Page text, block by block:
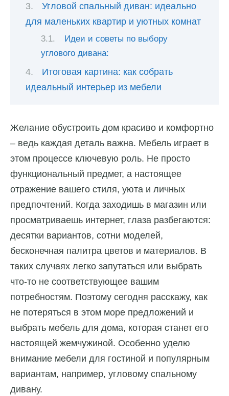
Угловой спальный диван: идеально
для маленьких квартир и уютных комнат
Идеи и советы по выбору
углового дивана:
Итоговая картина: как собрать
идеальный интерьер из мебели
Желание обустроить дом красиво и комфортно
– ведь каждая деталь важна. Мебель играет в
этом процессе ключевую роль. Не просто
функциональный предмет, а настоящее
отражение вашего стиля, уюта и личных
предпочтений. Когда заходишь в магазин или
просматриваешь интернет, глаза разбегаются:
десятки вариантов, сотни моделей,
бесконечная палитра цветов и материалов. В
таких случаях легко запутаться или выбрать
что-то не соответствующее вашим
потребностям. Поэтому сегодня расскажу, как
не потеряться в этом море предложений и
выбрать мебель для дома, которая станет его
настоящей жемчужиной. Особенно уделю
внимание мебели для гостиной и популярным
вариантам, например, угловому спальному
дивану.